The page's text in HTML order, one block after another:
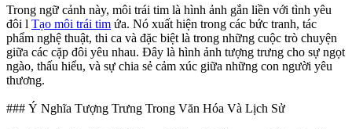
Trong ngữ cảnh này, môi trái tim là hình ảnh gắn liền với tình yêu
đôi l Tạo môi trái tim ứa. Nó xuất hiện trong các bức tranh, tác
phẩm nghệ thuật, thi ca và đặc biệt là trong những cuộc trò chuyện
giữa các cặp đôi yêu nhau. Đây là hình ảnh tượng trưng cho sự ngọt
ngào, thấu hiểu, và sự chia sẻ cảm xúc giữa những con người yêu
thương.
### Ý Nghĩa Tượng Trưng Trong Văn Hóa Và Lịch Sử